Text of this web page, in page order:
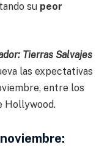
su peor
Tierras Salvajes
las expectativas
entre los
Hollywood.